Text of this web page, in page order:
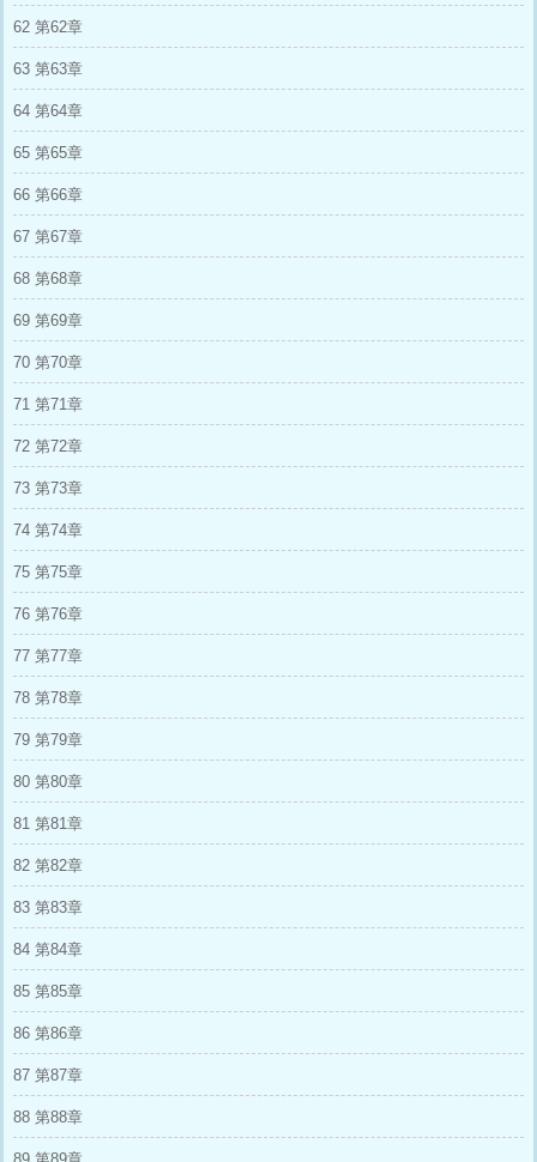
62 第62章
63 第63章
64 第64章
65 第65章
66 第66章
67 第67章
68 第68章
69 第69章
70 第70章
71 第71章
72 第72章
73 第73章
74 第74章
75 第75章
76 第76章
77 第77章
78 第78章
79 第79章
80 第80章
81 第81章
82 第82章
83 第83章
84 第84章
85 第85章
86 第86章
87 第87章
88 第88章